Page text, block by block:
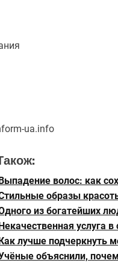
ua.info
волос: как
образы
из богатейших
услуга
лучше подчеркнуть
объяснили,